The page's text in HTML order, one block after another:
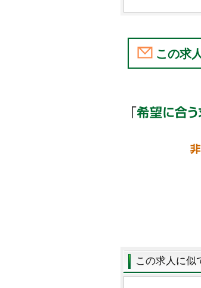
この求
この求人に似